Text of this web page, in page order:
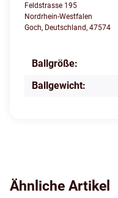
Feldstrasse 195
Nordrhein-Westfalen
Goch, Deutschland, 47574
Produkteigenschaft
Wert
Ballgröße:
Ballgewicht:
Ähnliche Artikel